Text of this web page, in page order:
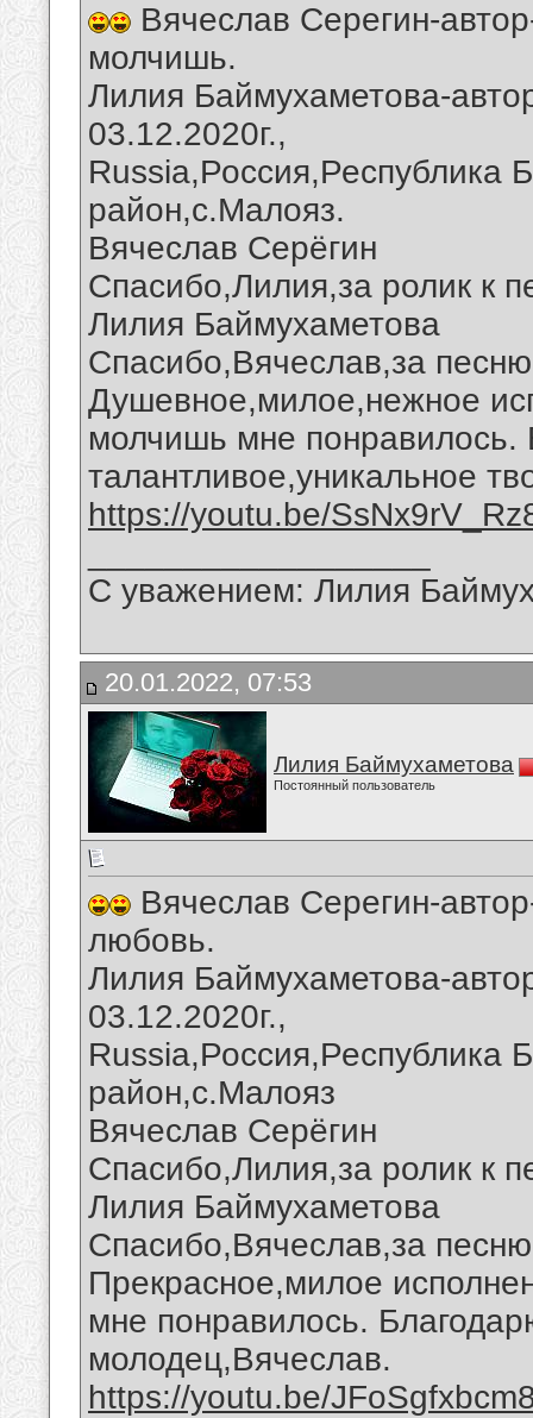
Вячеслав Серегин-
молчишь.
Лилия Баймухаметова-
03.12.2020г.,
Russia,Россия,Республика
район,с.Малояз.
Вячеслав Серёгин
Спасибо,Лилия,за ролик к
Лилия Баймухаметова
Спасибо,Вячеслав,за
Душевное,милое,нежное
молчишь мне понравилось.
талантливое,уникальное
https://youtu.be/
С уважением: Лилия
20.01.2022, 07:53
Лилия Баймухаметова
Постоянный пользователь
Вячеслав Серегин-
любовь.
Лилия Баймухаметова-
03.12.2020г.,
Russia,Россия,Республика
район,с.Малояз
Вячеслав Серёгин
Спасибо,Лилия,за ролик к
Лилия Баймухаметова
Спасибо,Вячеслав,за
Прекрасное,милое
мне понравилось.
молодец,Вячеслав.
https://youtu.be/